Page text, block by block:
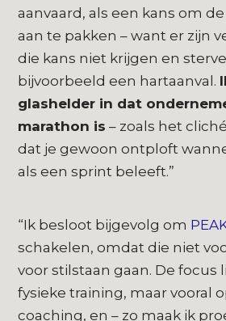
aanvaard, als een kans om
aan te pakken – want er zijn
die kans niet krijgen en
bijvoorbeeld een hartaanval.
glashelder in dat
marathon is – zoals het
dat je gewoon ontploft
als een sprint beleeft.”
“Ik besloot bijgevolg om
schakelen, omdat die niet
voor stilstaan gaan. De focus
fysieke training, maar vooral
coaching, en – zo maak ik